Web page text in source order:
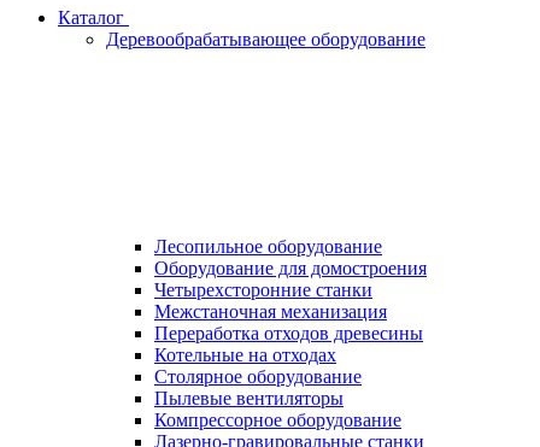
Каталог
Деревообрабатывающее оборудование
Лесопильное оборудование
Оборудование для домостроения
Четырехсторонние станки
Межстаночная механизация
Переработка отходов древесины
Котельные на отходах
Столярное оборудование
Пылевые вентиляторы
Компрессорное оборудование
Лазерно-гравировальные станки